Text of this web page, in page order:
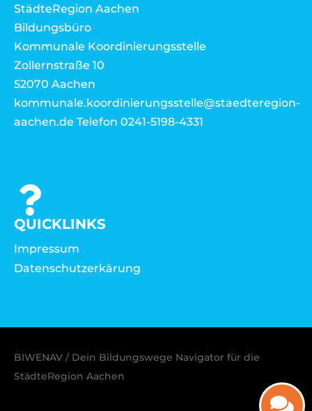
StädteRegion Aachen
Bildungsbüro
Kommunale Koordinierungsstelle
Zollernstraße 10
52070 Aachen
kommunale.koordinierungsstelle@staedteregion-
aachen.de Telefon 0241-5198-4331
QUICKLINKS
Impressum
Datenschutzerkärung
BIWENAV / Dein Bildungswege Navigator für die
StädteRegion Aachen